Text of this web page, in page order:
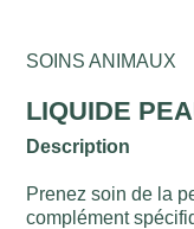
SOINS ANIMAUX
LIQUIDE
Description
Prenez soin de la
complément